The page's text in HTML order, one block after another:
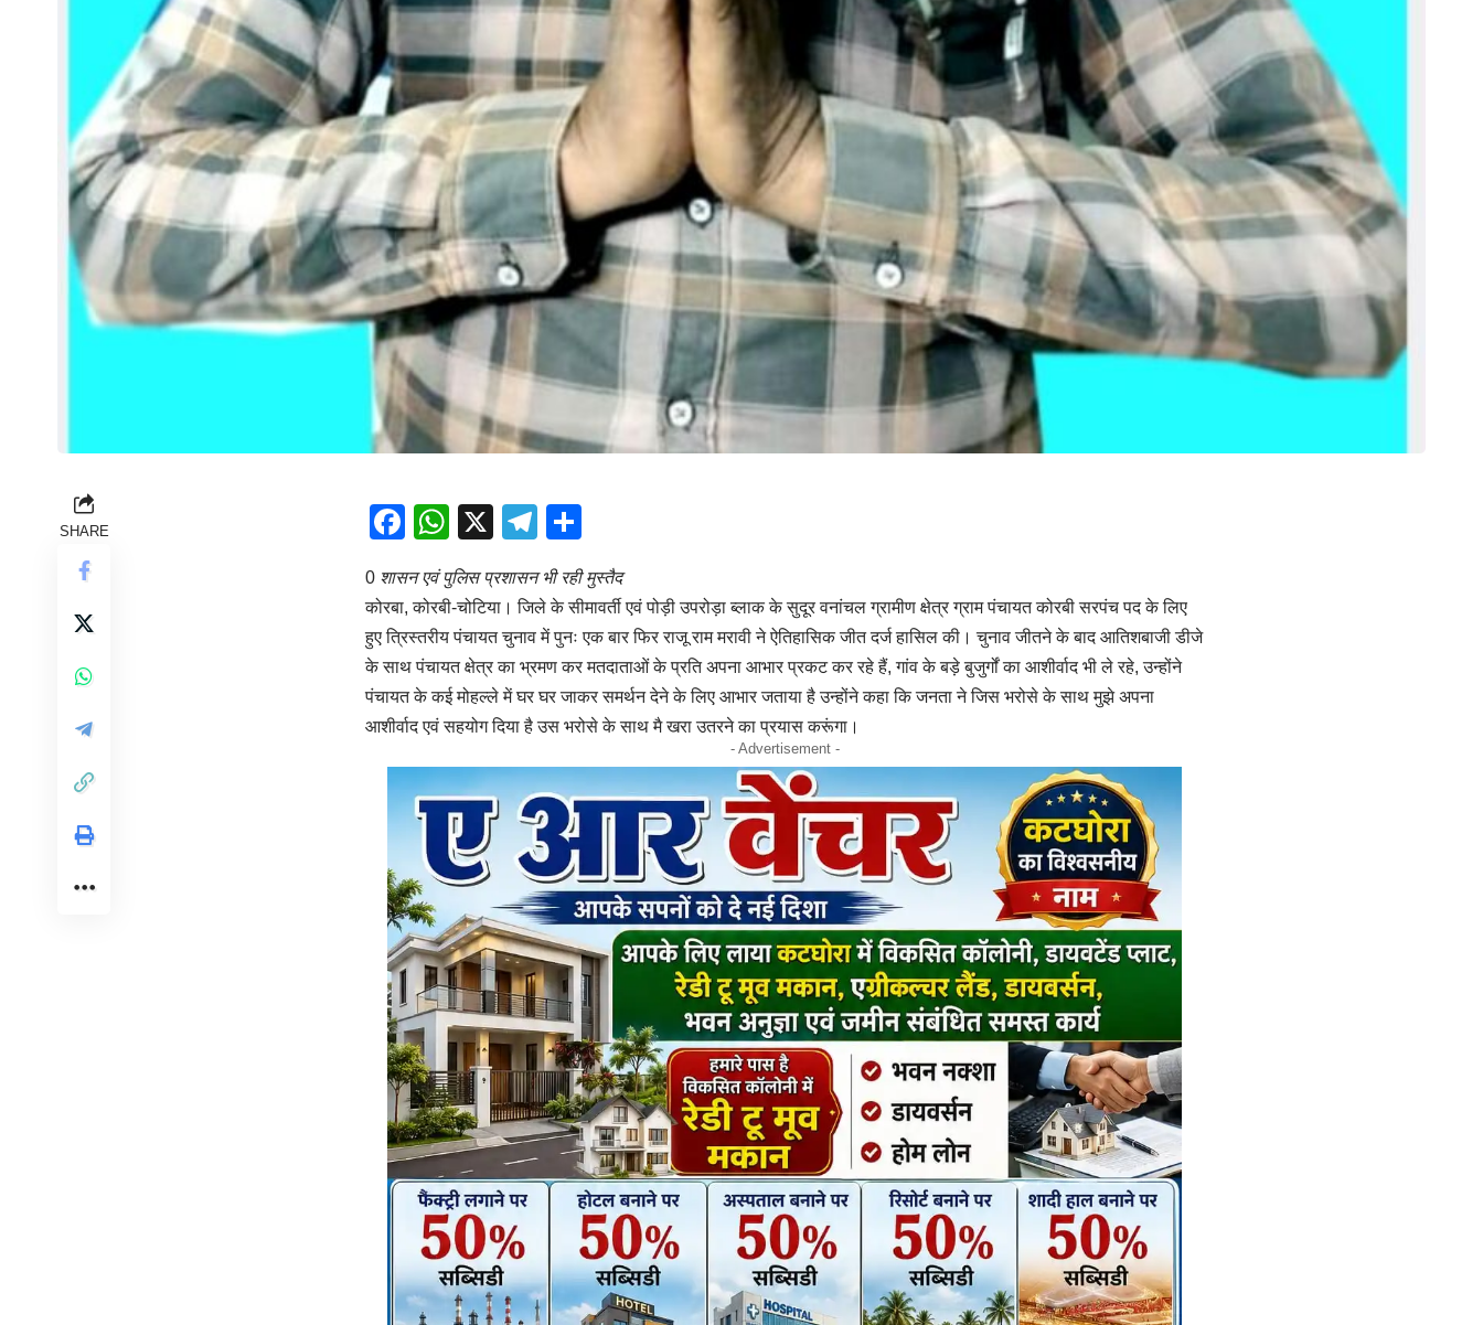
SHARE Facebook
WhatsApp
X Telegram
0 शासन एवं पुलिस प्रशासन भी रही मुस्तैद
कोरबा, कोरबी-चोटिया। जिले के सीमावर्ती एवं पोड़ी उपरोड़ा ब्लाक के सुदूर वनांचल ग्रामीण क्षेत्र ग्राम पंचायत कोरबी सरपंच पद के लिए
हुए त्रिस्तरीय पंचायत चुनाव में पुनः एक बार फिर राजू राम मरावी ने ऐतिहासिक जीत दर्ज हासिल की। चुनाव जीतने के बाद आतिशबाजी डीजे
के साथ पंचायत क्षेत्र का भ्रमण कर मतदाताओं के प्रति अपना आभार प्रकट कर रहे हैं, गांव के बड़े बुजुर्गों का आशीर्वाद भी ले रहे, उन्होंने
पंचायत के कई मोहल्ले में घर घर जाकर समर्थन देने के लिए आभार जताया है उन्होंने कहा कि जनता ने जिस भरोसे के साथ मुझे अपना
आशीर्वाद एवं सहयोग दिया है उस भरोसे के साथ मै खरा उतरने का प्रयास करूंगा।
- Advertisement -